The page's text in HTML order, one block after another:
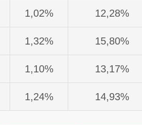
1,02% 12,28%
1,32% 15,80%
1,10% 13,17%
1,24% 14,93%